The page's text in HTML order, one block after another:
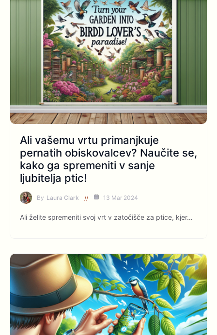
Ali vašemu vrtu primanjkuje
pernatih obiskovalcev? Naučite se,
kako ga spremeniti v sanje
ljubitelja ptic!
By Laura Clark 13 Mar 2024
Ali želite spremeniti svoj vrt v zatočišče za ptice, kjer…